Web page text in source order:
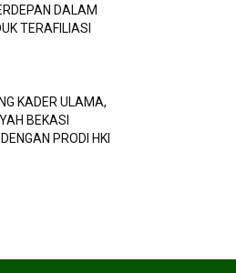
DALAM
TERAFILIASI
KADER ULAMA,
BEKASI
PRODI HKI